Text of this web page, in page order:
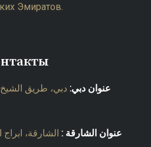
Эмиратов.
عنوان دبي: دبي، طريق الشيخ
عنوان الشارقة : الشارقة،